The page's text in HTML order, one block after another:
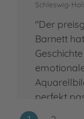
Schleswig-
"Der
Barnett
perfekt